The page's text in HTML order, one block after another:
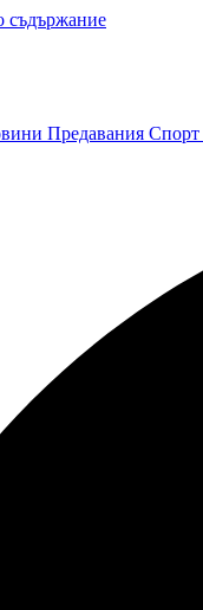
съдържание
Предавания Спорт